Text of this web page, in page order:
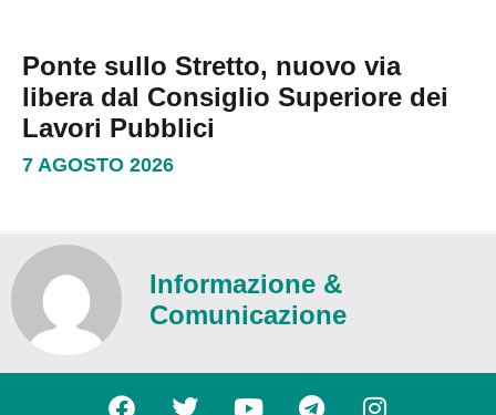
Ponte sullo Stretto, nuovo via
libera dal Consiglio Superiore dei
Lavori Pubblici
7 AGOSTO 2026
Informazione &
Comunicazione